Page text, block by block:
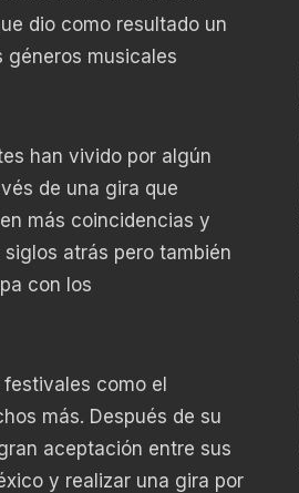
dio como resultado un
géneros musicales
han vivido por algún
de una gira que
más coincidencias y
atrás pero también
con los
como el
más. Después de su
aceptación entre sus
y realizar una gira por